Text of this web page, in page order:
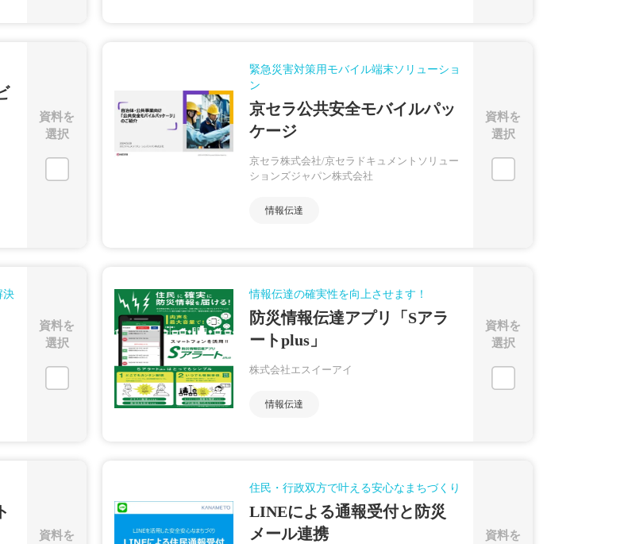
資料を
選択
緊急災害対策用モバイル端末ソリューショ
ン
京セラ公共安全モバイルパッ
ケージ
京セラ株式会社/京セラドキュメントソリュー
ションズジャパン株式会社
情報伝達
資料を
選択
決
資料を
選択
情報伝達の確実性を向上させます！
防災情報伝達アプリ「Sアラ
ートplus」
株式会社エスイーアイ
情報伝達
資料を
選択
資料を
住民・行政双方で叶える安心なまちづくり
LINEによる通報受付と防災
メール連携
資料を